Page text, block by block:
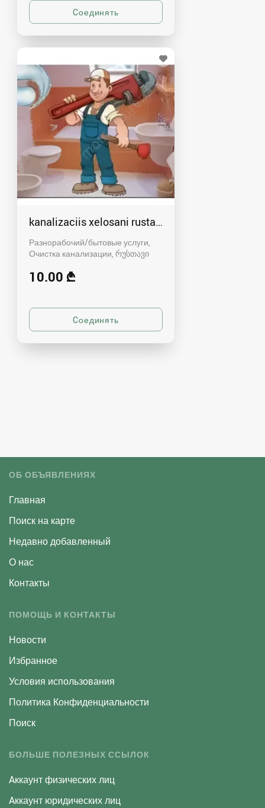
kanalizaciis xelosani rustavshi - 591 00 46 80
Разнорабочий/бытовые услуги,
Очистка канализации რუსთავი
10.00 ₾
ОБ ОБЪЯВЛЕНИЯХ
Главная
Поиск на карте
Недавно добавленный
О нас
Контакты
ПОМОЩЬ И КОНТАКТЫ
Новости
Избранное
Условия использования
Политика Конфиденциальности
Поиск
БОЛЬШЕ ПОЛЕЗНЫХ ССЫЛОК
Aккаунт физических лиц
Aккаунт юридических лиц